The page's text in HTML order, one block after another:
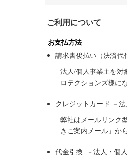
ご利用について
お支払方法
請求書後払い（決済代
法人/個人事業主を対
ロテクションズ様に
クレジットカード －
弊社はメールリンク
きご案内メール」か
代金引換 －法人・個